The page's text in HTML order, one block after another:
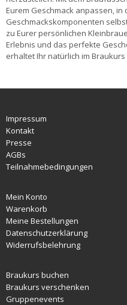
Eurem Geschmack anpassen, in
Geschmackskomponenten
zu Eurer persönlichen
Erlebnis und das perfekte
erhaltet Ihr natürlich im
Impressum
Kontakt
Presse
AGBs
Teilnahmebedingungen
Mein Konto
Warenkorb
Meine Bestellungen
Datenschutzerklärung
Widerrufsbelehrung
Braukurs buchen
Braukurs verschenken
Gruppenevents